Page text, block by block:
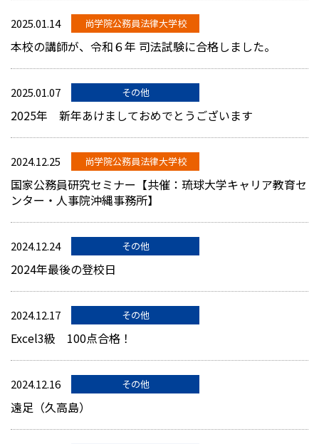
2025.01.14 尚学院公務員法律大学校
本校の講師が、令和６年 司法試験に合格しました。
2025.01.07 その他
2025年 新年あけましておめでとうございます
2024.12.25 尚学院公務員法律大学校
国家公務員研究セミナー【共催：琉球大学キャリア教育セ
ンター・人事院沖縄事務所】
2024.12.24 その他
2024年最後の登校日
2024.12.17 その他
Excel3級 100点合格！
2024.12.16 その他
遠足（久高島）